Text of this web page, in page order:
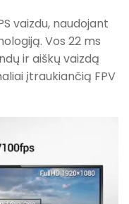
vaizdu, naudojant
Vos 22 ms
ir aiškų vaizdą
įtraukiančią FPV